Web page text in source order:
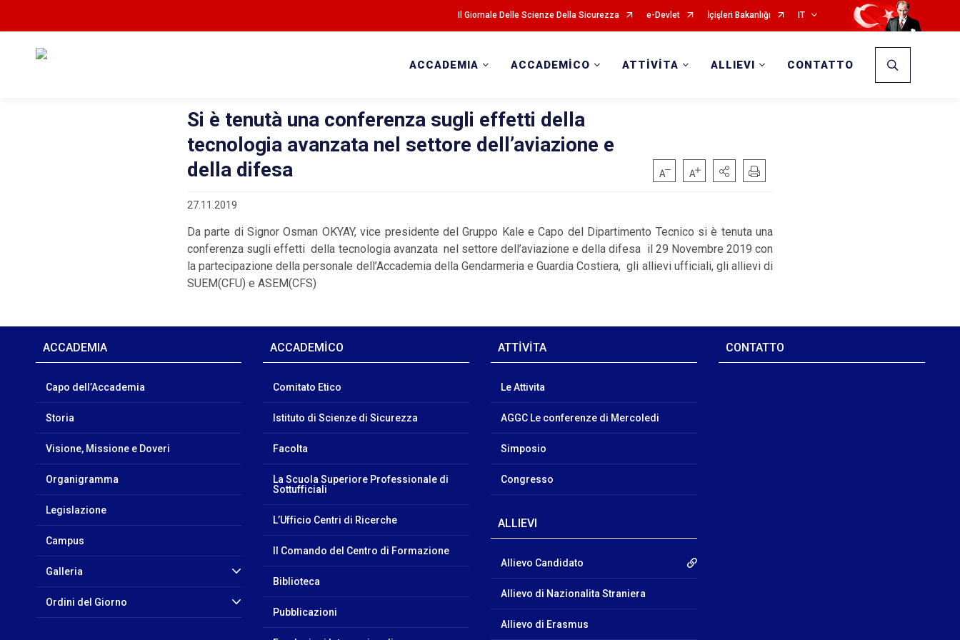
Il Giornale Delle Scienze Della Sicurezza e-Devlet İçişleri Bakanlığı IT
ACCADEMIA ACCADEMİCO ATTİVİTA ALLIEVI CONTATTO
Si è tenutà una conferenza sugli effetti della
tecnologia avanzata nel settore dell’aviazione e
della difesa
27.11.2019
Da parte di Signor Osman OKYAY, vice presidente del Gruppo Kale e Capo del Dipartimento Tecnico si è tenuta una
conferenza sugli effetti della tecnologia avanzata nel settore dell’aviazione e della difesa il 29 Novembre 2019 con
la partecipazione della personale dell’Accademia della Gendarmeria e Guardia Costiera, gli allievi ufficiali, gli allievi di
SUEM(CFU) e ASEM(CFS)
ACCADEMIA
Capo dell’Accademia
Storia
Visione, Missione e Doveri
Organigramma
Legislazione
Campus
Galleria
Ordini del Giorno
ACCADEMİCO
Comitato Etico
Istituto di Scienze di Sicurezza
Facolta
La Scuola Superiore Professionale di
Sottufficiali
L’Ufficio Centri di Ricerche
Il Comando del Centro di Formazione
Biblioteca
Pubblicazioni
ATTİVİTA
Le Attivita
AGGC Le conferenze di Mercoledi
Simposio
Congresso
ALLIEVI
Allievo Candidato
Allievo di Nazionalita Straniera
Allievo di Erasmus
CONTATTO